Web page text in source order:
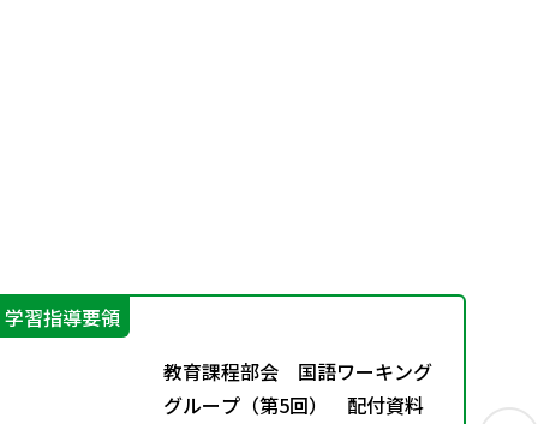
学習指導要領
教育課程部会 国語ワーキング
グループ（第5回） 配付資料